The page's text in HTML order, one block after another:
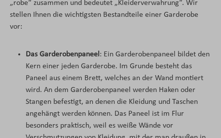
„robe“ zusammen und bedeutet „Kleiderverwahrung“. Wir
stellen Ihnen die wichtigsten Bestandteile einer Garderobe
vor:
Das Garderobenpaneel : Ein Garderobenpaneel bildet den
Kern einer jeden Garderobe. Im Grunde besteht das
Paneel aus einem Brett, welches an der Wand montiert
wird. An dem Garderobenpaneel werden Haken oder
Stangen befestigt, an denen die Kleidung und Taschen
angehängt werden können. Das Paneel ist im Flur
besonders praktisch, weil es weiße Wände vor